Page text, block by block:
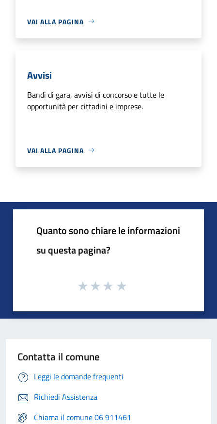
VAI ALLA PAGINA
Avvisi
Bandi di gara, avvisi di concorso e tutte le
opportunità per cittadini e imprese.
VAI ALLA PAGINA
Quanto sono chiare le informazioni
su questa pagina?
Contatta il comune
Leggi le domande frequenti
Richiedi Assistenza
Chiama il comune 06 911461